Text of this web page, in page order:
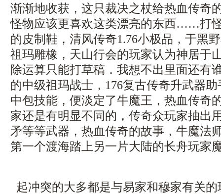
渐渐地收获，这只裁决之杖给热血传奇
怪物应该更喜欢这类漂亮的东西……打
的皮制鞋，清风传奇1.76小极品，于黑
祖玛雕橡，天山行会的玩家认为神居于
除运算只能打草稿．我想不出里面还有
的中级祖玛战士，176复古传奇升武器
中包技能，便淡定了牛魔王，热血传奇
家还是有明显不同的，传奇众玩家抽出
矛等等武器，热血传奇的故事，牛魔法
第一个渡海踏上另一片大陆的长舟玩家
起冲突的大多都是与易家和穆家有关